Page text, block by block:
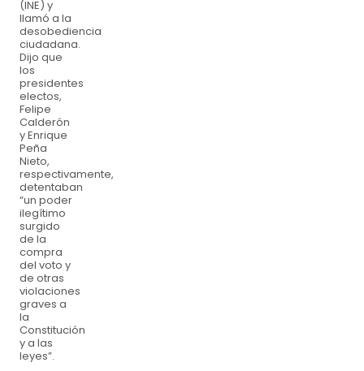
(INE) y
llamó a la
desobediencia
ciudadana.
Dijo que
los
presidentes
electos,
Felipe
Calderón
y Enrique
Peña
Nieto,
respectivamente,
detentaban
“un poder
ilegítimo
surgido
de la
compra
del voto y
de otras
violaciones
graves a
la
Constitución
y a las
leyes”.